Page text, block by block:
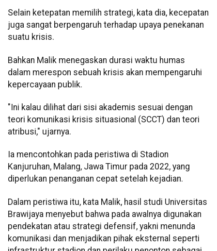
Selain ketepatan memilih strategi, kata dia, kecepatan
juga sangat berpengaruh terhadap upaya penekanan
suatu krisis.
Bahkan Malik menegaskan durasi waktu humas
dalam merespon sebuah krisis akan mempengaruhi
kepercayaan publik.
"Ini kalau dilihat dari sisi akademis sesuai dengan
teori komunikasi krisis situasional (SCCT) dan teori
atribusi," ujarnya.
Ia mencontohkan pada peristiwa di Stadion
Kanjuruhan, Malang, Jawa Timur pada 2022, yang
diperlukan penanganan cepat setelah kejadian.
Dalam peristiwa itu, kata Malik, hasil studi Universitas
Brawijaya menyebut bahwa pada awalnya digunakan
pendekatan atau strategi defensif, yakni menunda
komunikasi dan menjadikan pihak eksternal seperti